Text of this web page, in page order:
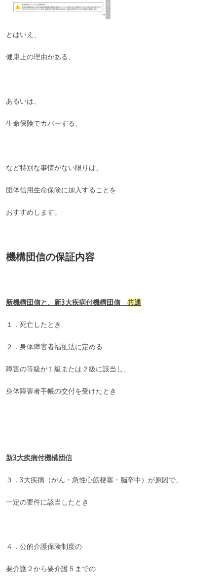
とはいえ、
健康上の理由がある、
あるいは、
生命保険でカバーする、
など特別な事情がない限りは、
団体信用生命保険に加入することを
おすすめします。
機構団信の保証内容
新機構団信と、新3大疾病付機構団信 共通
１．死亡したとき
２．身体障害者福祉法に定める
障害の等級が１級または２級に該当し、
身体障害者手帳の交付を受けたとき
新3大疾病付機構団信
３．3大疾病（がん・急性心筋梗塞・脳卒中）が原因で、
一定の要件に該当したとき
４．公的介護保険制度の
要介護２から要介護５までの